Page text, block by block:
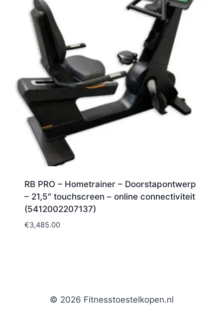
RB PRO – Hometrainer – Doorstapontwerp
– 21,5″ touchscreen – online connectiviteit
(5412002207137)
€3,485.00
© 2026 Fitnesstoestelkopen.nl